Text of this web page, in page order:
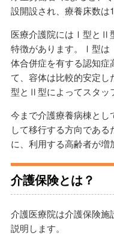
設開設され、療養床数は
医療介護院にはⅠ型とⅡ
特徴があります。Ⅰ型は
体合併症を有する認知
て、容体は比較的安定
型とⅡ型によってスタッ
今まで介護療養病棟とし
して移行する方向であ
に、利用する高齢者が増
介護保険とは？
介護医療院は介護保険施
説明します。